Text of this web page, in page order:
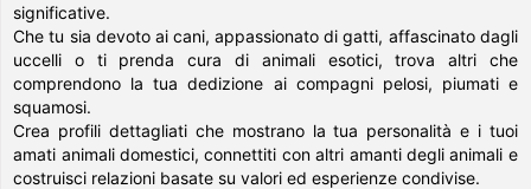
significative.
Che tu sia devoto ai cani, appassionato di gatti, affascinato dagli
uccelli o ti prenda cura di animali esotici, trova altri che
comprendono la tua dedizione ai compagni pelosi, piumati e
squamosi.
Crea profili dettagliati che mostrano la tua personalità e i tuoi
amati animali domestici, connettiti con altri amanti degli animali e
costruisci relazioni basate su valori ed esperienze condivise.